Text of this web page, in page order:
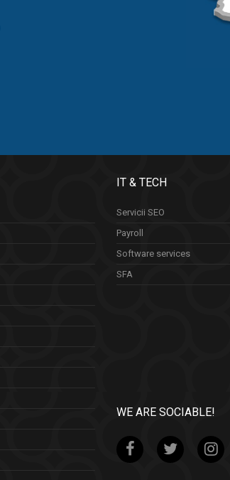
IT & TECH
Servicii SEO
Payroll
Software services
SFA
WE ARE SOCIABLE!